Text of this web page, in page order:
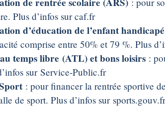
Plus d’infos sur caf.fr
d’éducation de l’enfant
comprise entre 50% et 79 %. Plus
temps libre (ATL) et bons loisirs :
sur Service-Public.fr
: pour financer la rentrée sportive
de sport. Plus d’infos sur sports.gouv.fr